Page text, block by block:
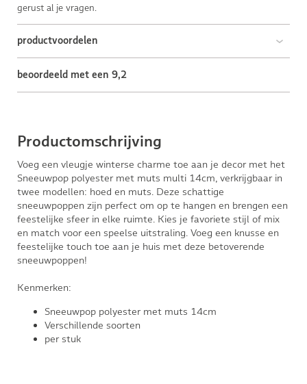
gerust al je vragen.
productvoordelen
beoordeeld met een 9,2
Productomschrijving
Voeg een vleugje winterse charme toe aan je decor met het
Sneeuwpop polyester met muts multi 14cm, verkrijgbaar in
twee modellen: hoed en muts. Deze schattige
sneeuwpoppen zijn perfect om op te hangen en brengen een
feestelijke sfeer in elke ruimte. Kies je favoriete stijl of mix
en match voor een speelse uitstraling. Voeg een knusse en
feestelijke touch toe aan je huis met deze betoverende
sneeuwpoppen!
Kenmerken:
Sneeuwpop polyester met muts 14cm
Verschillende soorten
per stuk